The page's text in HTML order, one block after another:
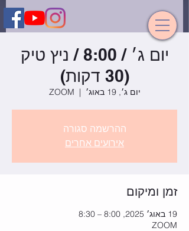
יום ג׳ / 8:00 / ניץ טיק
(30 דקות)
יום ג׳, 19 באוג׳
  |
ZOOM
ההרשמה סגורה
אירועים אחרים
זמן ומיקום
19 באוג׳ 2025, 8:00 – 8:30
ZOOM